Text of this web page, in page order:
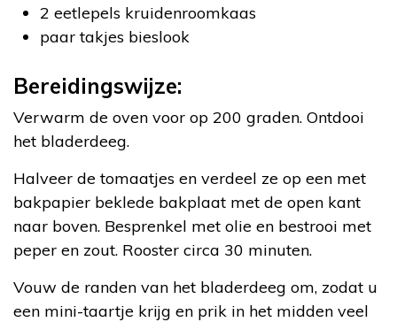
2 eetlepels kruidenroomkaas
paar takjes bieslook
Bereidingswijze:
Verwarm de oven voor op 200 graden. Ontdooi
het bladerdeeg.
Halveer de tomaatjes en verdeel ze op een met
bakpapier beklede bakplaat met de open kant
naar boven. Besprenkel met olie en bestrooi met
peper en zout. Rooster circa 30 minuten.
Vouw de randen van het bladerdeeg om, zodat u
een mini-taartje krijg en prik in het midden veel